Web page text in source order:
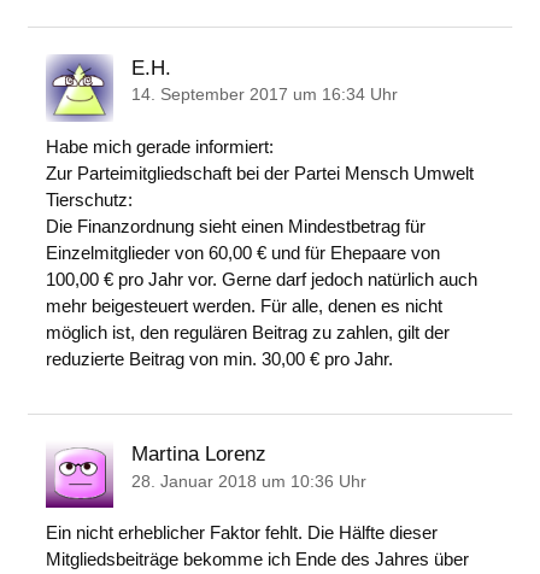
E.H.
14. September 2017 um 16:34 Uhr
Habe mich gerade informiert:
Zur Parteimitgliedschaft bei der Partei Mensch Umwelt
Tierschutz:
Die Finanzordnung sieht einen Mindestbetrag für
Einzelmitglieder von 60,00 € und für Ehepaare von
100,00 € pro Jahr vor. Gerne darf jedoch natürlich auch
mehr beigesteuert werden. Für alle, denen es nicht
möglich ist, den regulären Beitrag zu zahlen, gilt der
reduzierte Beitrag von min. 30,00 € pro Jahr.
Martina Lorenz
28. Januar 2018 um 10:36 Uhr
Ein nicht erheblicher Faktor fehlt. Die Hälfte dieser
Mitgliedsbeiträge bekomme ich Ende des Jahres über